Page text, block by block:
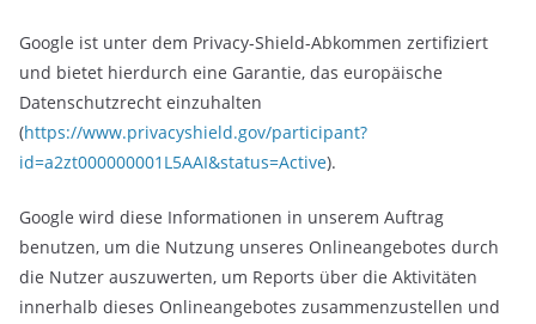
Google ist unter dem Privacy-Shield-Abkommen zertifiziert
und bietet hierdurch eine Garantie, das europäische
Datenschutzrecht einzuhalten
(https://www.privacyshield.gov/participant?
id=a2zt000000001L5AAI&status=Active).
Google wird diese Informationen in unserem Auftrag
benutzen, um die Nutzung unseres Onlineangebotes durch
die Nutzer auszuwerten, um Reports über die Aktivitäten
innerhalb dieses Onlineangebotes zusammenzustellen und